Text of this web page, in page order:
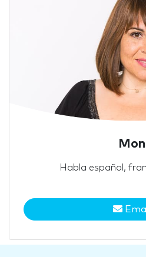
Mon
Habla español,